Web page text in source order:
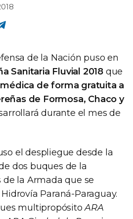
de la Nación puso en
Sanitaria Fluvial 2018 que
de forma gratuita a
de Formosa, Chaco y
durante el mes de
el despliegue desde la
dos buques de la
de la Armada que se
Paraná-Paraguay.
multipropósitoARA